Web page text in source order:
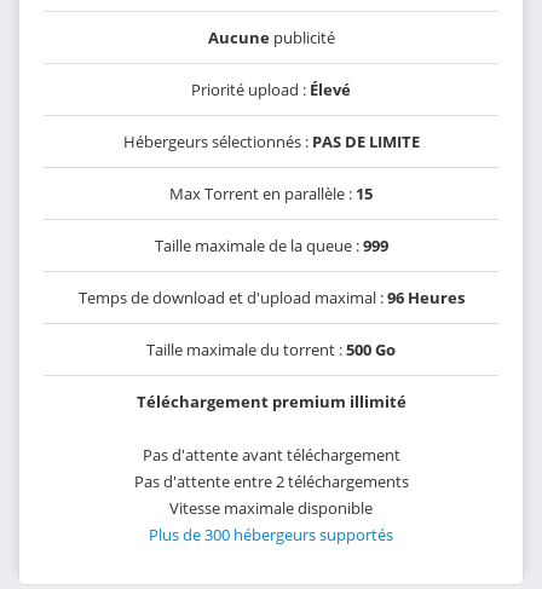
Aucunepublicité
Priorité upload : Élevé
Hébergeurs sélectionnés : PAS DE LIMITE
Max Torrent en parallèle : 15
Taille maximale de la queue :999
Temps de download et d'upload maximal :96 Heures
Taille maximale du torrent :500 Go
Téléchargement premium illimité
Pas d'attente avant téléchargement
Pas d'attente entre 2 téléchargements
Vitesse maximale disponible
Plus de 300 hébergeurs supportés